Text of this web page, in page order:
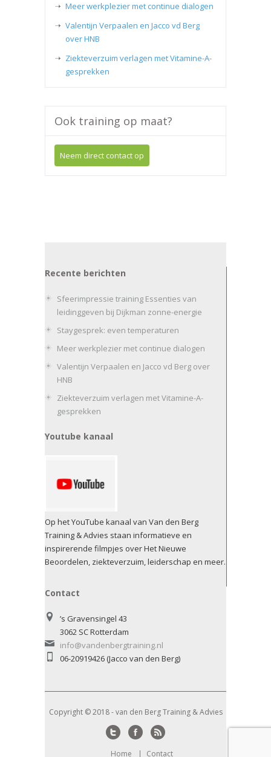
Meer werkplezier met continue dialogen
Valentijn Verpaalen en Jacco vd Berg
over HNB
Ziekteverzuim verlagen met Vitamine-A-
gesprekken
Ook training op maat?
Neem direct contact op
Recente berichten
Sfeerimpressie training Essenties van
leidinggeven bij Dijkman zonne-energie
Staygesprek: even temperaturen
Meer werkplezier met continue dialogen
Valentijn Verpaalen en Jacco vd Berg over
HNB
Ziekteverzuim verlagen met Vitamine-A-
gesprekken
Youtube kanaal
Op het YouTube kanaal van Van den Berg
Training & Advies staan informatieve en
inspirerende filmpjes over Het Nieuwe
Beoordelen, ziekteverzuim, leiderschap en meer.
Contact
’s Gravensingel 43
3062 SC Rotterdam
info@vandenbergtraining.nl
06-20919426 (Jacco van den Berg)
Copyright © 2018 - van den Berg Training & Advies
Twitter Facebook
Home Contact